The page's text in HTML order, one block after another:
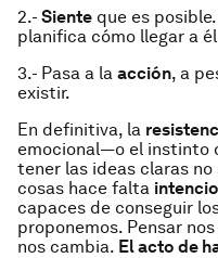
2.- Siente que es
planifica cómo llegar a
3.- Pasa a la acción, a
existir.
En definitiva, la
emocional—o el instinto
tener las ideas claras
cosas hace falta
capaces de conseguir
proponemos. Pensar
nos cambia. El acto de